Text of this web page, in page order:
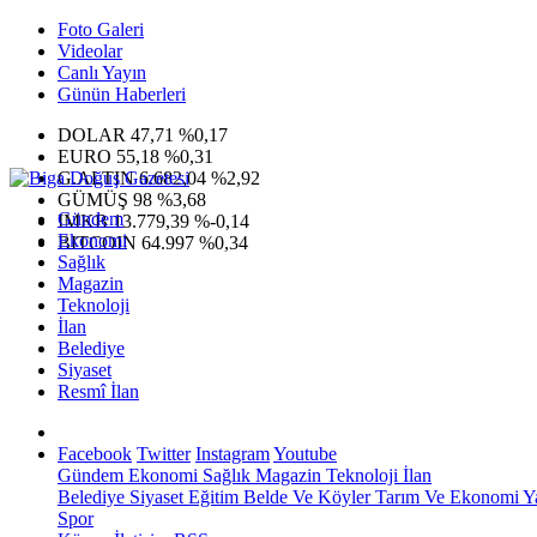
Foto Galeri
Videolar
Canlı Yayın
Günün Haberleri
DOLAR 47,71 %0,17
EURO 55,18 %0,31
G.ALTIN6.682,04 %2,92
GÜMÜŞ 98 %3,68
IMKB13.779,39 %-0,14
BITCOIN 64.997 %0,34
Gündem
Ekonomi
Sağlık
Magazin
Teknoloji
İlan
Belediye
Siyaset
Resmî İlan
Facebook Twitter InstagramYoutube
Gündem Ekonomi Sağlık Magazin Teknoloji İlan
Belediye Siyaset Eğitim Belde Ve KöylerTarım Ve Ekonomi
Spor